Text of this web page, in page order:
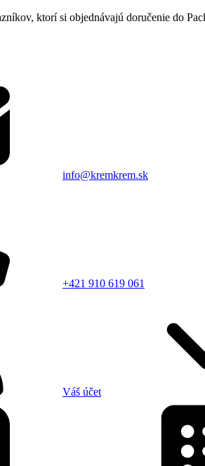
ktorí si objednávajú doručenie do
info@kremkrem.sk
+421 910 619 061
Váš účet